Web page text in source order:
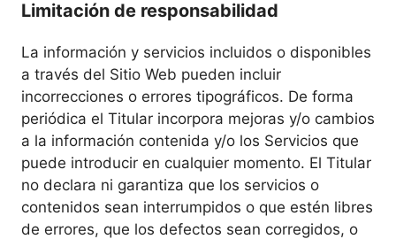
Limitación de responsabilidad
La información y servicios incluidos o disponibles
a través del Sitio Web pueden incluir
incorrecciones o errores tipográficos. De forma
periódica el Titular incorpora mejoras y/o cambios
a la información contenida y/o los Servicios que
puede introducir en cualquier momento. El Titular
no declara ni garantiza que los servicios o
contenidos sean interrumpidos o que estén libres
de errores, que los defectos sean corregidos, o